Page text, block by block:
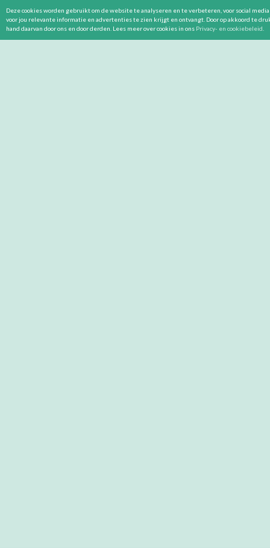
Deze cookies worden gebruikt om de website te analyseren en te verbeteren, voor social
voor jou relevante informatie en advertenties te zien krijgt en ontvangt. Door op akkoord te
hand daarvan door ons en door derden. Lees meer over cookies in ons Privacy- en cookiebeleid